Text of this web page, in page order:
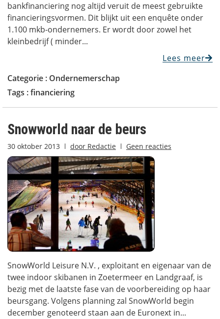
bankfinanciering nog altijd veruit de meest gebruikte
financieringsvormen. Dit blijkt uit een enquête onder
1.100 mkb-ondernemers. Er wordt door zowel het
kleinbedrijf ( minder...
Lees meer
Categorie : Ondernemerschap
Tags :financiering
Snowworld naar de beurs
30 oktober 2013 door Redactie Geen reacties
SnowWorld Leisure N.V. , exploitant en eigenaar van de
twee indoor skibanen in Zoetermeer en Landgraaf, is
bezig met de laatste fase van de voorbereiding op haar
beursgang. Volgens planning zal SnowWorld begin
december genoteerd staan aan de Euronext in...